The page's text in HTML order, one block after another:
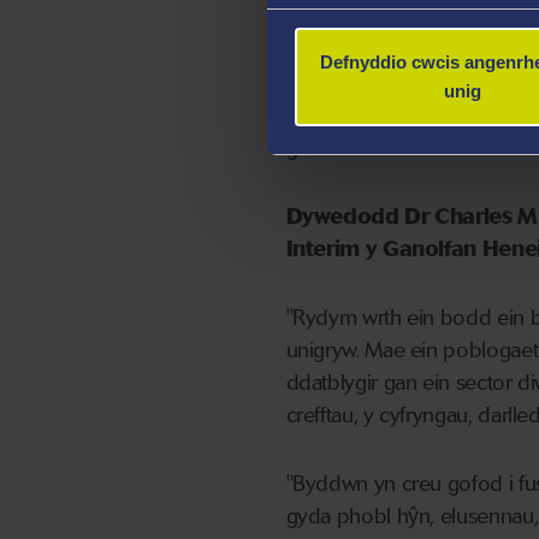
Defnyddio cwcis
unig
Yn ganolfan blaenllaw
Arloesol yn rhoi golwg
ymchwil yn sicrhau bod
gwreiddiol ac arloesol
Dywedodd Dr Charles
Interim y Ganolfan
"Rydym wrth ein bodd ein
unigryw. Mae ein
ddatblygir gan ein sector
crefftau, y cyfryngau,
"Byddwn yn creu gofod i
gyda phobl hŷn,